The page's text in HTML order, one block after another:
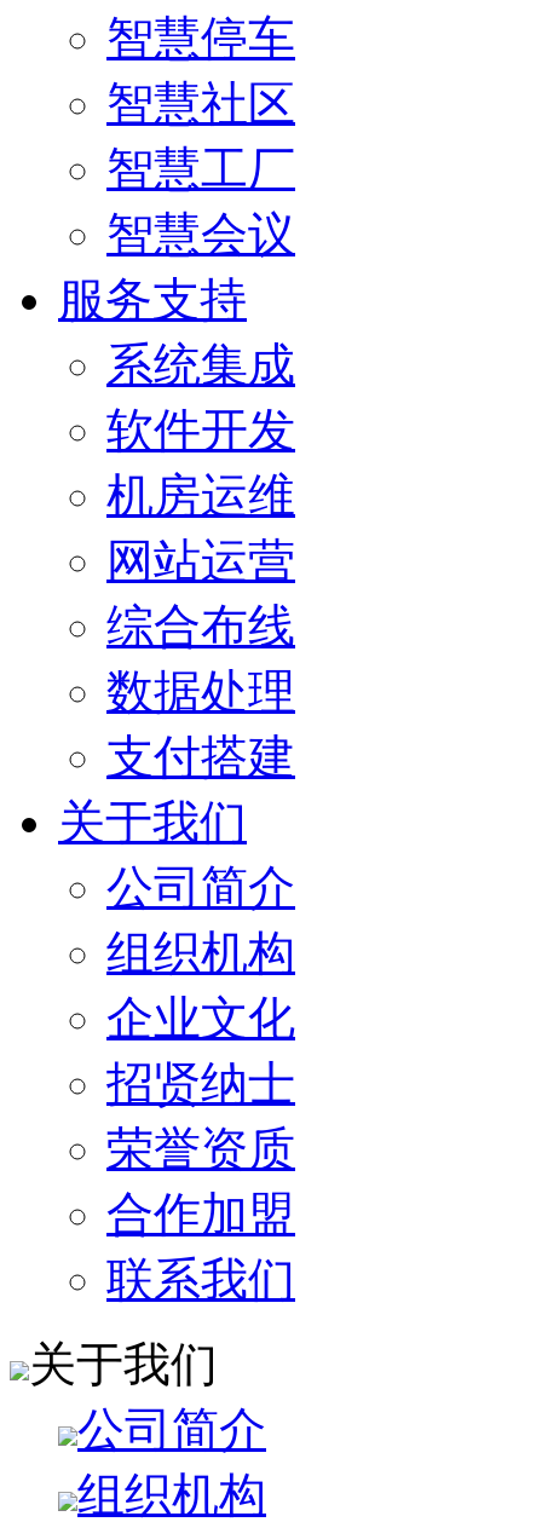
智慧停车
智慧社区
智慧工厂
智慧会议
服务支持
系统集成
软件开发
机房运维
网站运营
综合布线
数据处理
支付搭建
关于我们
公司简介
组织机构
企业文化
招贤纳士
荣誉资质
合作加盟
联系我们
关于我们
公司简介
组织机构